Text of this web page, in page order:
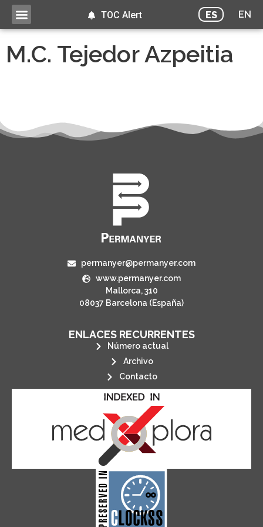
ES EN
TOC Alert
M.C. Tejedor Azpeitia
permanyer@permanyer.com
www.permanyer.com
Mallorca, 310
08037 Barcelona (España)
ENLACES RECURRENTES
Número actual
Archivo
Contacto
CLOCKSS is a dak archive that
ensures the long-term survival
of web-based scholary
publications, governed by and for
its stakeholders.